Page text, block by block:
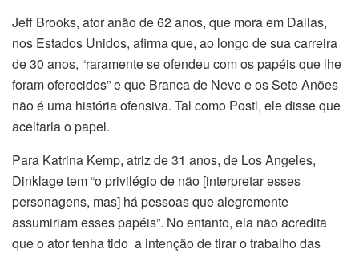
Jeff Brooks, ator anão de 62 anos, que mora em Dallas,
nos Estados Unidos, afirma que, ao longo de sua carreira
de 30 anos, “raramente se ofendeu com os papéis que lhe
foram oferecidos” e que Branca de Neve e os Sete Anões
não é uma história ofensiva. Tal como Postl, ele disse que
aceitaria o papel.
Para Katrina Kemp, atriz de 31 anos, de Los Angeles,
Dinklage tem “o privilégio de não [interpretar esses
personagens, mas] há pessoas que alegremente
assumiriam esses papéis”. No entanto, ela não acredita
que o ator tenha tido a intenção de tirar o trabalho das